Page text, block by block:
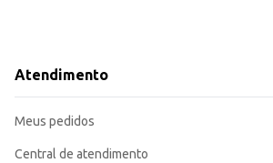
Ideal para uso em confeitarias, padarias e outros
A Farinha Láctea Nestlé oferece praticidade e
Atendimento
Meus pedidos
Central de atendimento